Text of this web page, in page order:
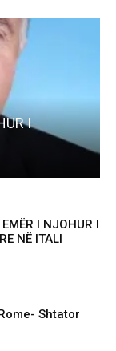
2025
I NJOHUR I
NË ITALI
Shtator